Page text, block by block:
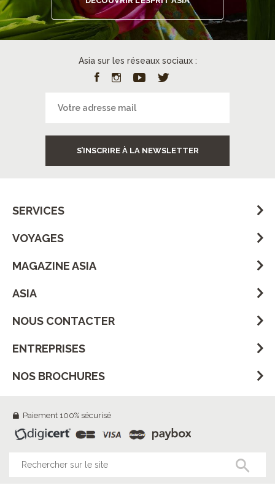
Asia sur les réseaux sociaux :
S’INSCRIRE À LA NEWSLETTER
SERVICES
VOYAGES
MAGAZINE ASIA
ASIA
NOUS CONTACTER
ENTREPRISES
NOS BROCHURES
Paiement 100% sécurisé